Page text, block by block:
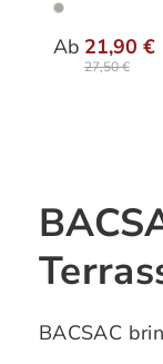
Ab 21,90 €
27,50 €
BACSAC